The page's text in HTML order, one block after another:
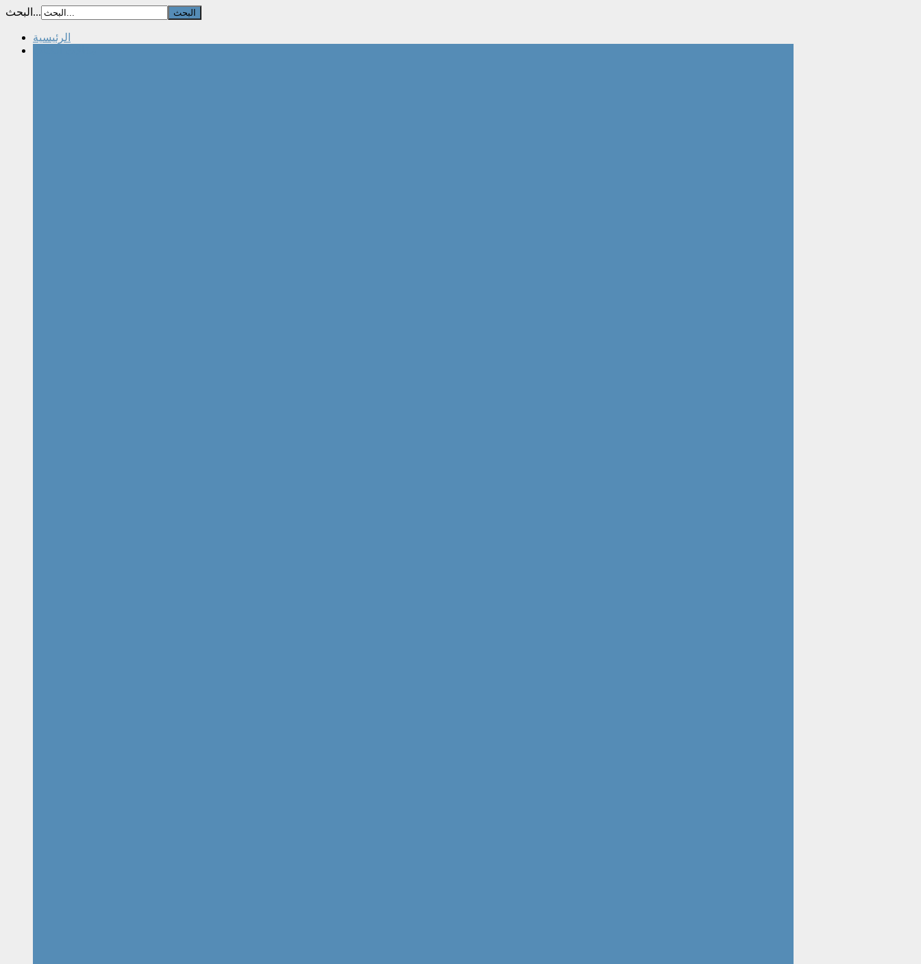
البحث...
الرئيسية